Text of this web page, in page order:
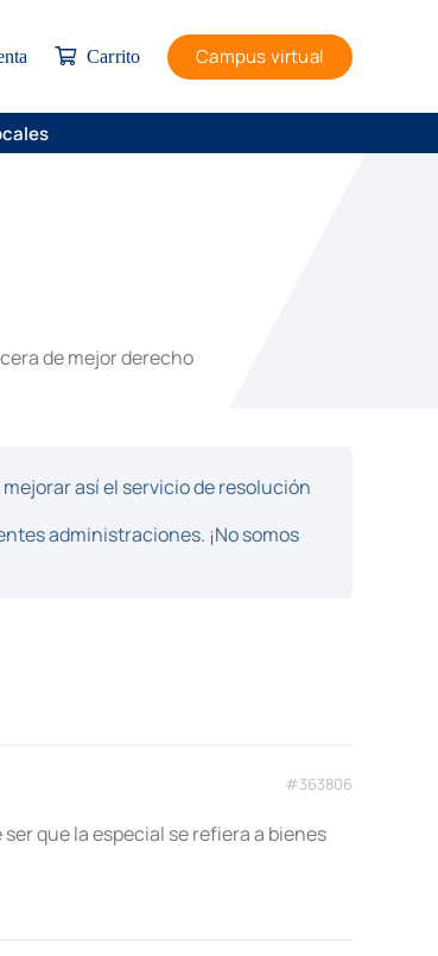
Carrito Campus virtual
de mejor derecho
así el servicio de resolución
administraciones. ¡No somos
#363806
que la especial se refiera a bienes